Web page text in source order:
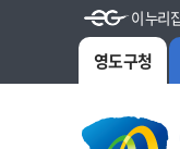
이 누리
영도구청